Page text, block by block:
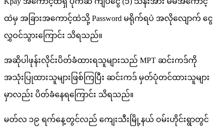
ထဲမှ အခြားအကောင့်ထဲသို့ Password မရိုက်ရပဲ အလိုလျောက် ငွေ
လွှဝင်သွားကြောင်း သိရသည်။
အဆိုပါဖုန်းလိုင်းပိတ်ခံထားရသူများသည် MPT ဆင်းကဒ်ကို
အသုံးပြုထားသူများဖြစ်ကြပြီး ဆင်းကဒ် မှတ်ပုံတင်ထားသူများ
မှာလည်း ပိတ်ခံနေရကြောင်း သိရသည်။
မတ်လ ၁၉ ရက်နေ့တွင်လည် ကျေးသီးမြို့နယ် ဝမ်းဟိုင်းရွာတွင်